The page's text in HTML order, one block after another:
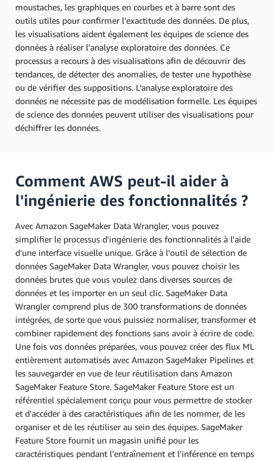
moustaches, les graphiques en courbes et à barre sont des
outils utiles pour confirmer l'exactitude des données. De plus,
les visualisations aident également les équipes de science des
données à réaliser l'analyse exploratoire des données. Ce
processus a recours à des visualisations afin de découvrir des
tendances, de détecter des anomalies, de tester une hypothèse
ou de vérifier des suppositions. L'analyse exploratoire des
données ne nécessite pas de modélisation formelle. Les équipes
de science des données peuvent utiliser des visualisations pour
déchiffrer les données.
Comment AWS peut-il aider à
l'ingénierie des fonctionnalités ?
Avec Amazon SageMaker Data Wrangler, vous pouvez
simplifier le processus d'ingénierie des fonctionnalités à l'aide
d'une interface visuelle unique. Grâce à l'outil de sélection de
données SageMaker Data Wrangler, vous pouvez choisir les
données brutes que vous voulez dans diverses sources de
données et les importer en un seul clic. SageMaker Data
Wrangler comprend plus de 300 transformations de données
intégrées, de sorte que vous puissiez normaliser, transformer et
combiner rapidement des fonctions sans avoir à écrire de code.
Une fois vos données préparées, vous pouvez créer des flux ML
entièrement automatisés avec Amazon SageMaker Pipelines et
les sauvegarder en vue de leur réutilisation dans Amazon
SageMaker Feature Store. SageMaker Feature Store est un
référentiel spécialement conçu pour vous permettre de stocker
et d'accéder à des caractéristiques afin de les nommer, de les
organiser et de les réutiliser au sein des équipes. SageMaker
Feature Store fournit un magasin unifié pour les
caractéristiques pendant l'entraînement et l'inférence en temps